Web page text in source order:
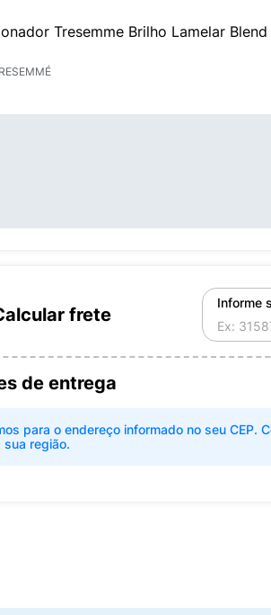
Tresemme Brilho Lamelar
frete
Informe
de entrega
para o endereço informado no seu CEP.
sua região.